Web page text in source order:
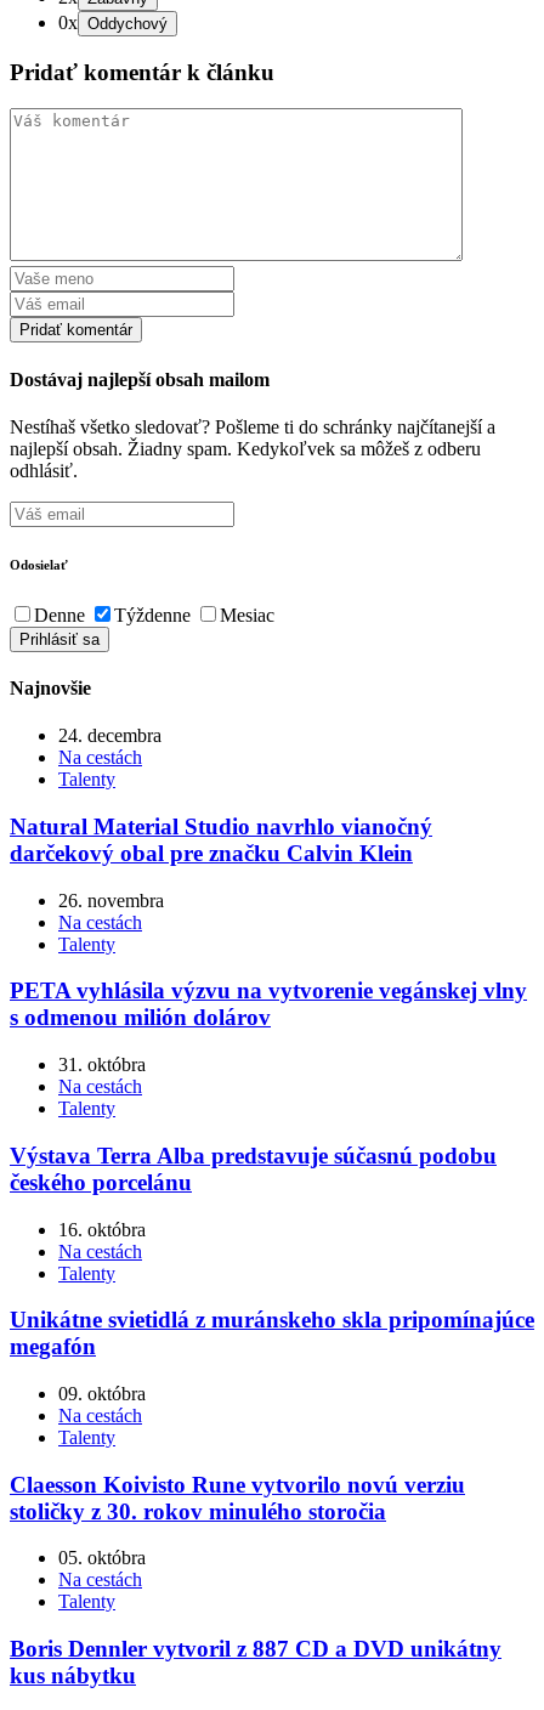
0x
Pridať komentár k článku
Dostávaj najlepší obsah mailom
Nestíhaš všetko sledovať? Pošleme ti do schránky najčítanejší a
najlepší obsah. Žiadny spam. Kedykoľvek sa môžeš z odberu
odhlásiť.
Odosielať
Denne Týždenne Mesiac
Najnovšie
24. decembra
Na cestách
Talenty
Natural Material Studio navrhlo vianočný
darčekový obal pre značku Calvin Klein
26. novembra
Na cestách
Talenty
PETA vyhlásila výzvu na vytvorenie vegánskej vlny
s odmenou milión dolárov
31. októbra
Na cestách
Talenty
Výstava Terra Alba predstavuje súčasnú podobu
českého porcelánu
16. októbra
Na cestách
Talenty
Unikátne svietidlá z muránskeho skla pripomínajúce
megafón
09. októbra
Na cestách
Talenty
Claesson Koivisto Rune vytvorilo novú verziu
stoličky z 30. rokov minulého storočia
05. októbra
Na cestách
Talenty
Boris Dennler vytvoril z 887 CD a DVD unikátny
kus nábytku